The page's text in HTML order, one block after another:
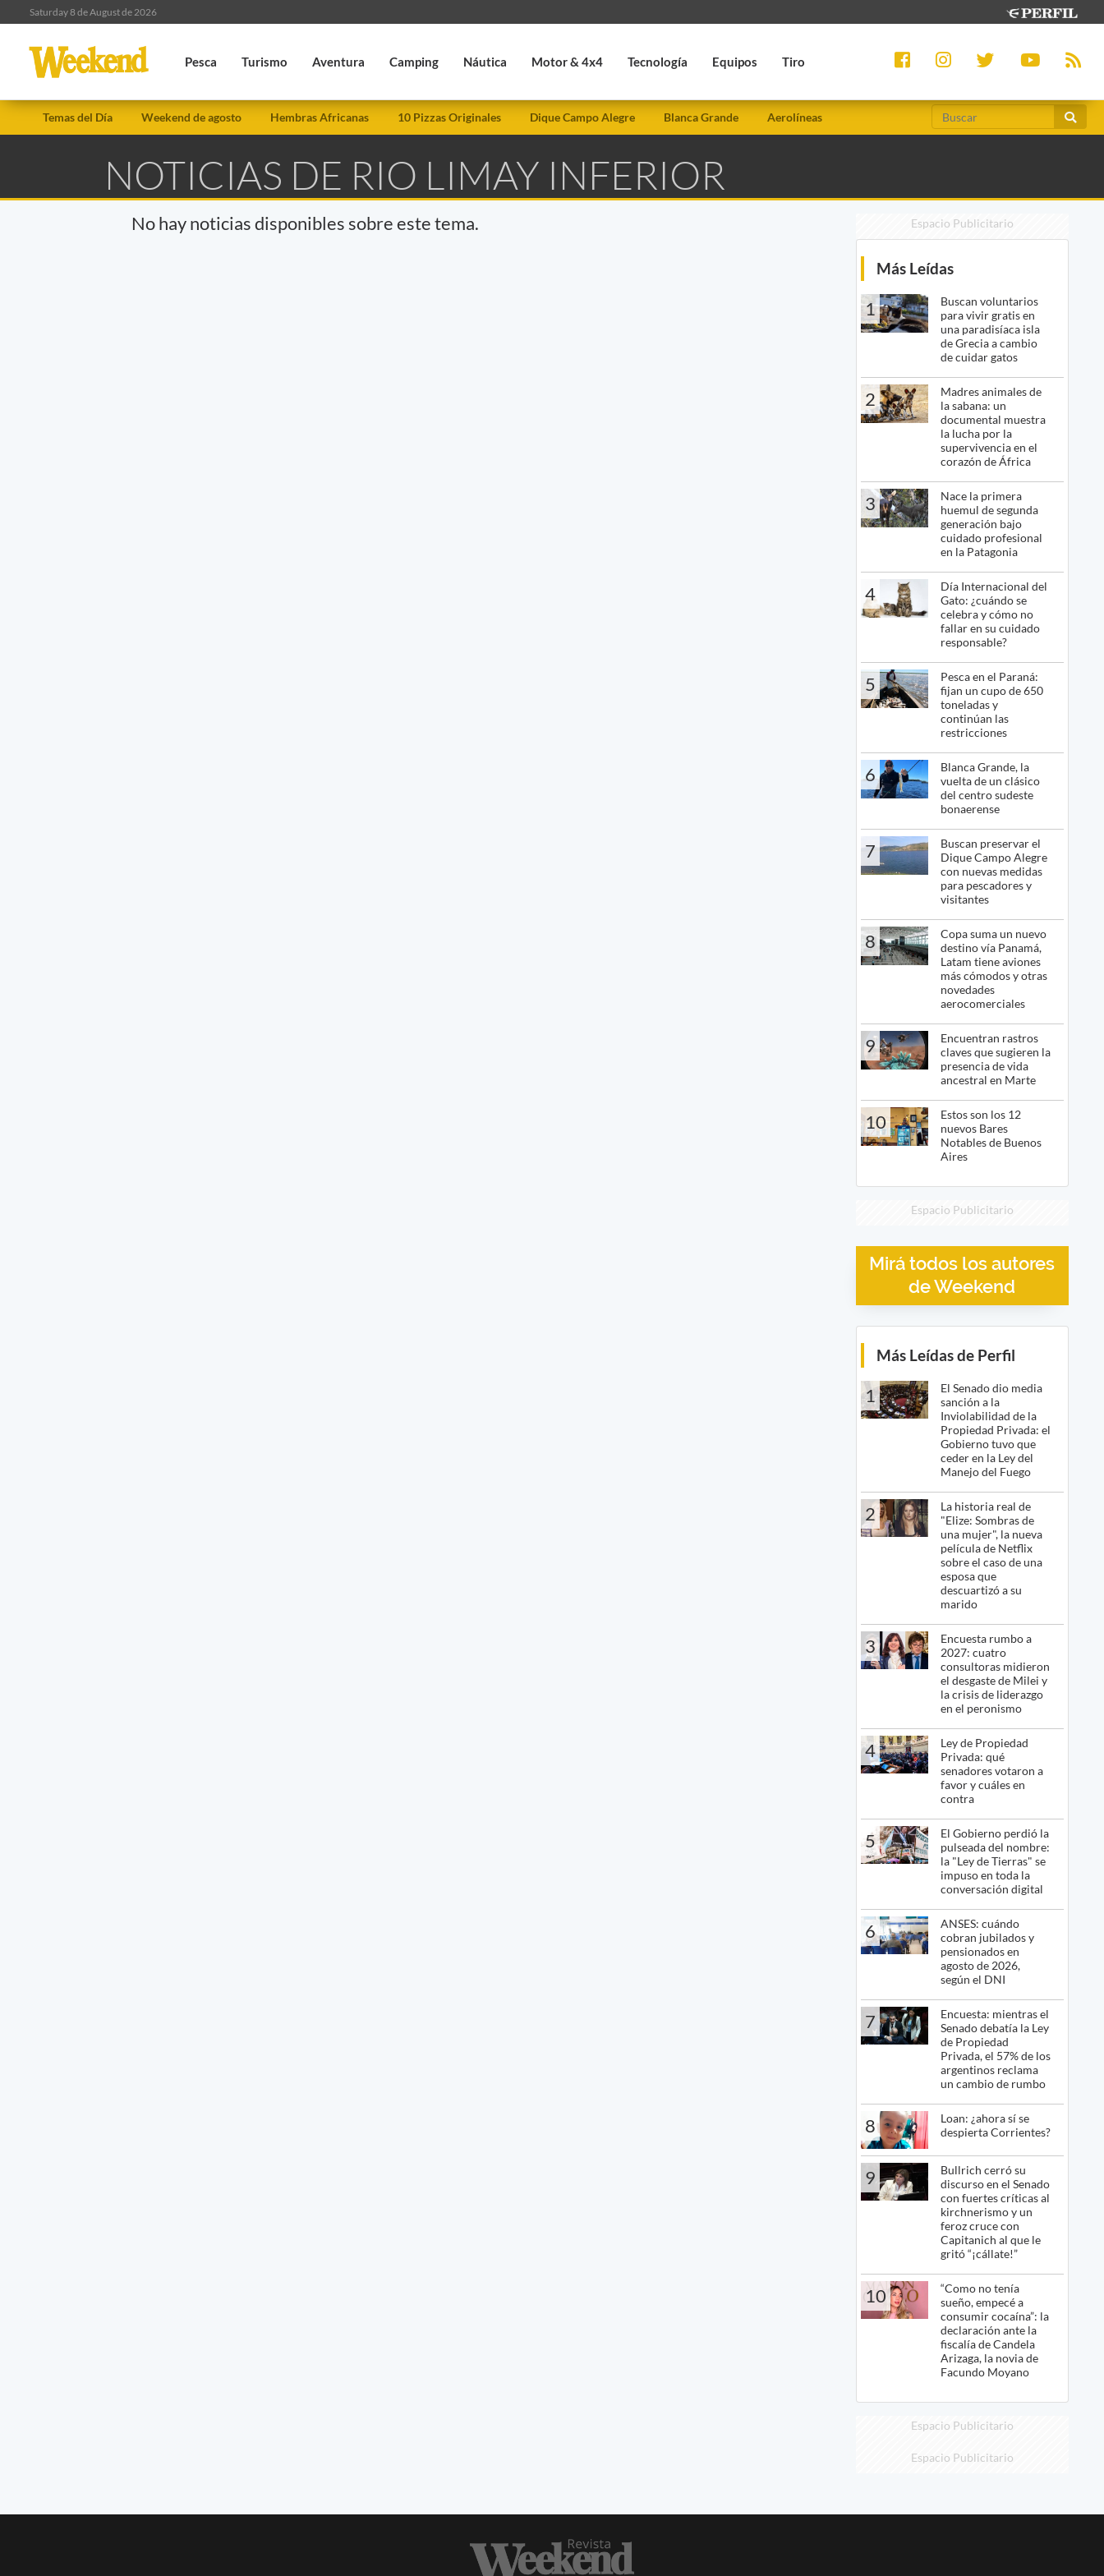
Saturday 8 de August de 2026
Pesca Turismo Aventura Camping Náutica Motor & 4x4 Tecnología Equipos Tiro
Temas del Día Weekend de agosto Hembras Africanas 10 Pizzas Originales Dique Campo Alegre Blanca Grande Aerolíneas
NOTICIAS DE RIO LIMAY INFERIOR
No hay noticias disponibles sobre este tema. Espacio Publicitario
Más Leídas
1
Buscan voluntarios
para vivir gratis en
una paradisíaca isla
de Grecia a cambio
de cuidar gatos
2
Madres animales de
la sabana: un
documental muestra
la lucha por la
supervivencia en el
corazón de África
3
Nace la primera
huemul de segunda
generación bajo
cuidado profesional
en la Patagonia
4
Día Internacional del
Gato: ¿cuándo se
celebra y cómo no
fallar en su cuidado
responsable?
5
Pesca en el Paraná:
fijan un cupo de 650
toneladas y
continúan las
restricciones
6
Blanca Grande, la
vuelta de un clásico
del centro sudeste
bonaerense
7
Buscan preservar el
Dique Campo Alegre
con nuevas medidas
para pescadores y
visitantes
8
Copa suma un nuevo
destino vía Panamá,
Latam tiene aviones
más cómodos y otras
novedades
aerocomerciales
9
Encuentran rastros
claves que sugieren la
presencia de vida
ancestral en Marte
10
Estos son los 12
nuevos Bares
Notables de Buenos
Aires
Espacio Publicitario
Mirá todos los autores
de Weekend
Más Leídas de Perfil
1
El Senado dio media
sanción a la
Inviolabilidad de la
Propiedad Privada: el
Gobierno tuvo que
ceder en la Ley del
Manejo del Fuego
2
La historia real de
"Elize: Sombras de
una mujer", la nueva
película de Netflix
sobre el caso de una
esposa que
descuartizó a su
marido
3
Encuesta rumbo a
2027: cuatro
consultoras midieron
el desgaste de Milei y
la crisis de liderazgo
en el peronismo
4
Ley de Propiedad
Privada: qué
senadores votaron a
favor y cuáles en
contra
5
El Gobierno perdió la
pulseada del nombre:
la "Ley de Tierras" se
impuso en toda la
conversación digital
6
ANSES: cuándo
cobran jubilados y
pensionados en
agosto de 2026,
según el DNI
7
Encuesta: mientras el
Senado debatía la Ley
de Propiedad
Privada, el 57% de los
argentinos reclama
un cambio de rumbo
8
Loan: ¿ahora sí se
despierta Corrientes?
9
Bullrich cerró su
discurso en el Senado
con fuertes críticas al
kirchnerismo y un
feroz cruce con
Capitanich al que le
gritó “¡cállate!”
10
“Como no tenía
sueño, empecé a
consumir cocaína”: la
declaración ante la
fiscalía de Candela
Arizaga, la novia de
Facundo Moyano
Espacio Publicitario
Espacio Publicitario